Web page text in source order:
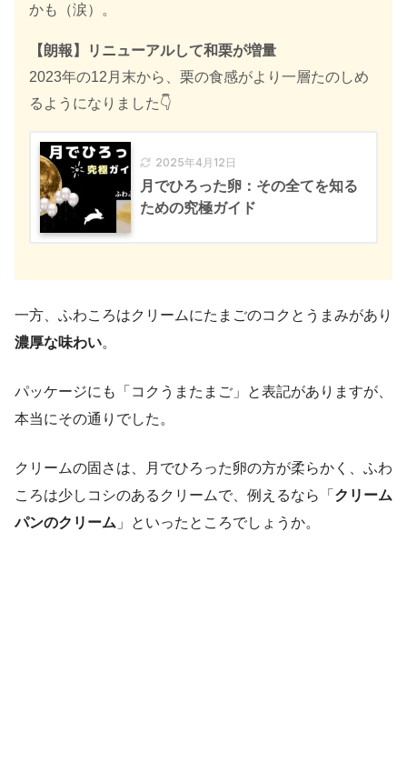
かも（涙）。
【朗報】リニューアルして和栗が増量
2023年の12月末から、栗の食感がより一層たのしめ
るようになりました👇
2025年4月12日
月でひろった卵：その全てを知る
ための究極ガイド
一方、ふわころはクリームにたまごのコクとうまみがあり
濃厚な味わい。
パッケージにも「コクうまたまご」と表記がありますが、
本当にその通りでした。
クリームの固さは、月でひろった卵の方が柔らかく、ふわ
ころは少しコシのあるクリームで、例えるなら「 クリーム
パンのクリーム 」といったところでしょうか。